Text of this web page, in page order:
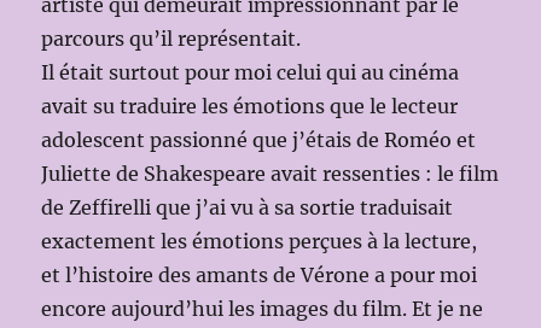
parcours qu’il représentait.
Il était surtout pour moi celui qui au cinéma
avait su traduire les émotions que le lecteur
adolescent passionné que j’étais de Roméo et
Juliette de Shakespeare avait ressenties : le film
de Zeffirelli que j’ai vu à sa sortie traduisait
exactement les émotions perçues à la lecture,
et l’histoire des amants de Vérone a pour moi
encore aujourd’hui les images du film. Et je ne